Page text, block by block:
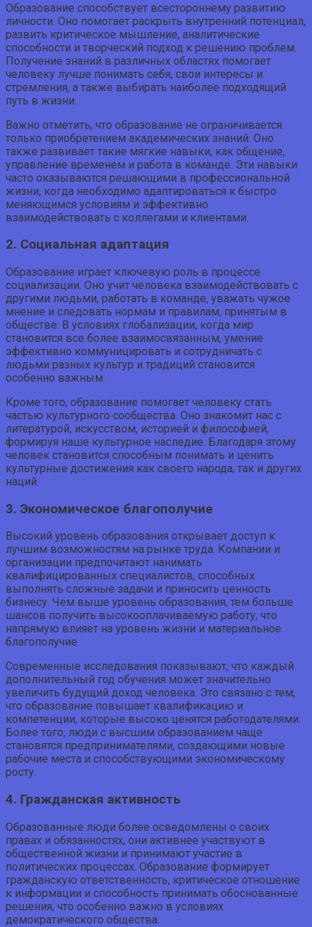
Образование способствует всестороннему развитию
личности. Оно помогает раскрыть внутренний потенциал,
развить критическое мышление, аналитические
способности и творческий подход к решению проблем.
Получение знаний в различных областях помогает
человеку лучше понимать себя, свои интересы и
стремления, а также выбирать наиболее подходящий
путь в жизни.
Важно отметить, что образование не ограничивается
только приобретением академических знаний. Оно
также развивает такие мягкие навыки, как общение,
управление временем и работа в команде. Эти навыки
часто оказываются решающими в профессиональной
жизни, когда необходимо адаптироваться к быстро
меняющимся условиям и эффективно
взаимодействовать с коллегами и клиентами.
2. Социальная адаптация
Образование играет ключевую роль в процессе
социализации. Оно учит человека взаимодействовать с
другими людьми, работать в команде, уважать чужое
мнение и следовать нормам и правилам, принятым в
обществе. В условиях глобализации, когда мир
становится все более взаимосвязанным, умение
эффективно коммуницировать и сотрудничать с
людьми разных культур и традиций становится
особенно важным.
Кроме того, образование помогает человеку стать
частью культурного сообщества. Оно знакомит нас с
литературой, искусством, историей и философией,
формируя наше культурное наследие. Благодаря этому
человек становится способным понимать и ценить
культурные достижения как своего народа, так и других
наций.
3. Экономическое благополучие
Высокий уровень образования открывает доступ к
лучшим возможностям на рынке труда. Компании и
организации предпочитают нанимать
квалифицированных специалистов, способных
выполнять сложные задачи и приносить ценность
бизнесу. Чем выше уровень образования, тем больше
шансов получить высокооплачиваемую работу, что
напрямую влияет на уровень жизни и материальное
благополучие.
Современные исследования показывают, что каждый
дополнительный год обучения может значительно
увеличить будущий доход человека. Это связано с тем,
что образование повышает квалификацию и
компетенции, которые высоко ценятся работодателями.
Более того, люди с высшим образованием чаще
становятся предпринимателями, создающими новые
рабочие места и способствующими экономическому
росту.
4. Гражданская активность
Образованные люди более осведомлены о своих
правах и обязанностях, они активнее участвуют в
общественной жизни и принимают участие в
политических процессах. Образование формирует
гражданскую ответственность, критическое отношение
к информации и способность принимать обоснованные
решения, что особенно важно в условиях
демократического общества.